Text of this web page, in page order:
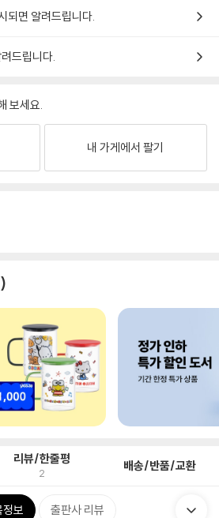
되면 알려드립니다.
드립니다.
보세요.
내 가게에서 팔기
리뷰/한줄평
2 배송/반품/교환
정보 출판사 리뷰